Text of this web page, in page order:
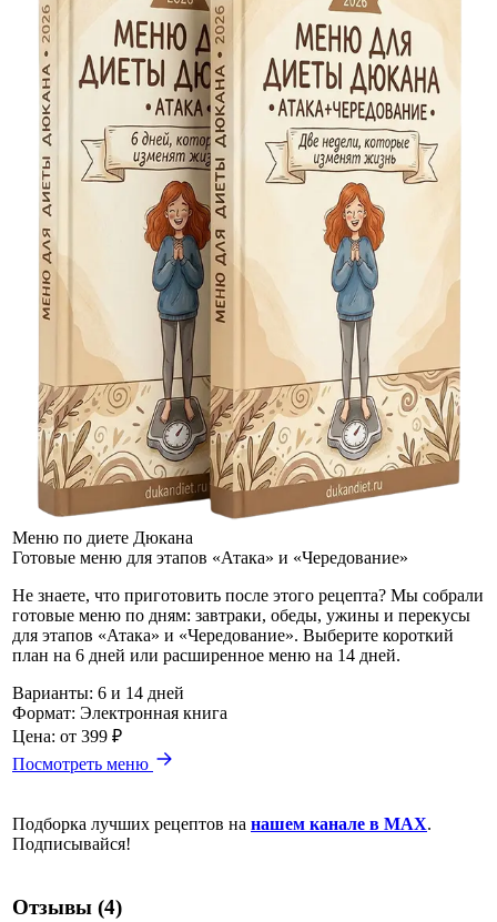
Меню по диете Дюкана
Готовые меню для этапов «Атака» и «Чередование»
Не знаете, что приготовить после этого рецепта? Мы собрали
готовые меню по дням: завтраки, обеды, ужины и перекусы
для этапов «Атака» и «Чередование». Выберите короткий
план на 6 дней или расширенное меню на 14 дней.
Варианты: 6 и 14 дней
Формат: Электронная книга
Цена: от 399 ₽
Посмотреть меню
Подборка лучших рецептов на нашем канале в MAX.
Подписывайся!
Отзывы (4)